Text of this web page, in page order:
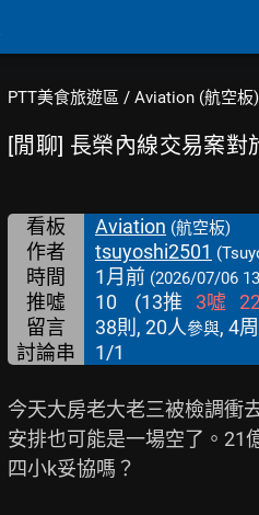
PTT美食旅遊區 / Aviation (航空板)
[閒聊] 長榮內線交易案對
看板 Aviation (航空板)
作者 tsuyoshi2501
時間 1月前 (2026/07/06
推噓 10 (13推 3噓
留言
38則, 20人參與, 4
討論串 1/1
今天大房老大老三被檢調衝
安排也可能是一場空了。21
四小k妥協嗎？